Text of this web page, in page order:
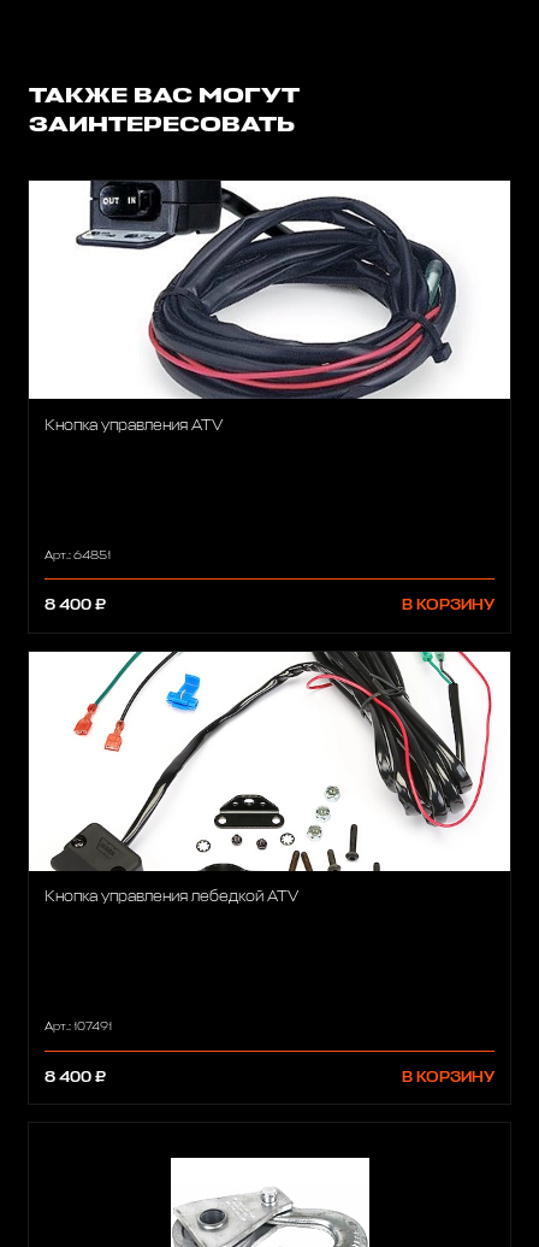
ТАКЖЕ ВАС МОГУТ
ЗАИНТЕРЕСОВАТЬ
Кнопка управления ATV
Арт.: 64851
8 400 ₽ В КОРЗИНУ
Кнопка управления лебедкой ATV
Арт.: 107491
8 400 ₽ В КОРЗИНУ